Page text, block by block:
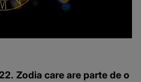
Zodia care are parte de o